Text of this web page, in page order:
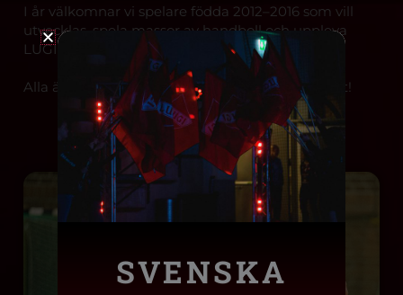
I år välkomnar vi spelare födda 2012–2016 som vill
utvecklas, spela massor av handboll och uppleva
LUGI-gemenskapen.
Alla är välkomna – oavsett klubb eller erfarenhet!
SVENSKA